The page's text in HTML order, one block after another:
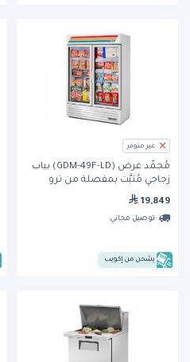
غير متوفر
مُجمِّد عرض (GDM-49F-LD) بباب
زجاجي مُثبَّت بمفصلة من ترو
19,849
توصيل مجاني
يشحن من إكويب